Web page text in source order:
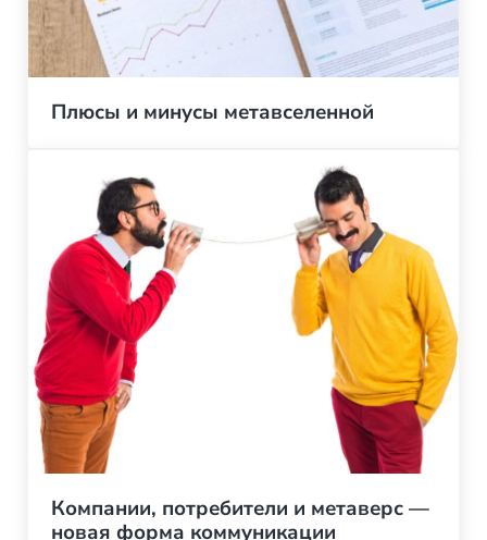
Плюсы и минусы метавселенной
Компании, потребители и метаверс —
новая форма коммуникации